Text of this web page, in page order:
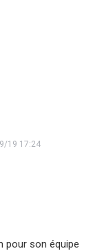
19 17:24
pour son équipe